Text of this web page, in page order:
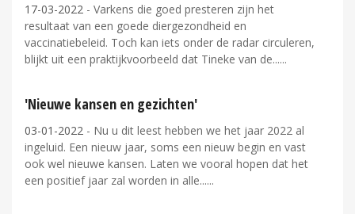
17-03-2022 - Varkens die goed presteren zijn het
resultaat van een goede diergezondheid en
vaccinatiebeleid. Toch kan iets onder de radar circuleren,
blijkt uit een praktijkvoorbeeld dat Tineke van de...
'Nieuwe kansen en gezichten'
03-01-2022 - Nu u dit leest hebben we het jaar 2022 al
ingeluid. Een nieuw jaar, soms een nieuw begin en vast
ook wel nieuwe kansen. Laten we vooral hopen dat het
een positief jaar zal worden in alle...